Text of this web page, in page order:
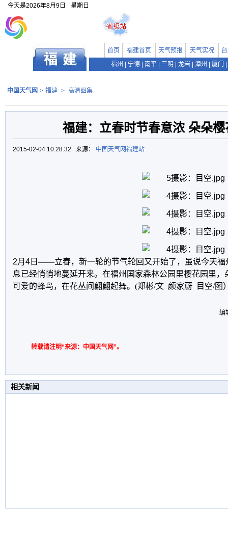
今天是2026年8月9日 星期日
首页 福建首页 天气预报 天气实况
福州
宁德 南平 三明 龙岩 漳州 厦门
中国天气网 > 福建 > 高清图集
福建：立春时节春意浓 朵朵
2015-02-04 10:28:32 来源： 中国天气网福建站
2月 4 日——立春，新一轮的节气轮回又开始了，虽说今天福
息已经悄悄地蔓延开来。在福州国家森林公园里樱花园里
可爱的蜂鸟，在花丛间翩翩起舞。(郑彬/文 颜家蔚 目空/图
编
转载请注明“来源：中国天气网”。
相关新闻